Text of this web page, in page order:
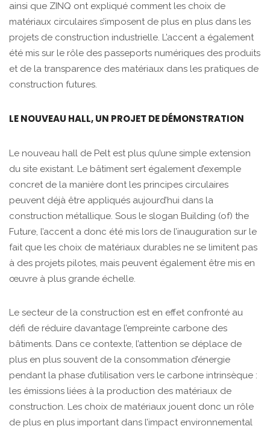
ainsi que ZINQ ont expliqué comment les choix de
matériaux circulaires s’imposent de plus en plus dans les
projets de construction industrielle. L’accent a également
été mis sur le rôle des passeports numériques des produits
et de la transparence des matériaux dans les pratiques de
construction futures.
LE NOUVEAU HALL, UN PROJET DE DÉMONSTRATION
Le nouveau hall de Pelt est plus qu’une simple extension
du site existant. Le bâtiment sert également d’exemple
concret de la manière dont les principes circulaires
peuvent déjà être appliqués aujourd’hui dans la
construction métallique. Sous le slogan Building (of) the
Future, l’accent a donc été mis lors de l’inauguration sur le
fait que les choix de matériaux durables ne se limitent pas
à des projets pilotes, mais peuvent également être mis en
œuvre à plus grande échelle.
Le secteur de la construction est en effet confronté au
défi de réduire davantage l’empreinte carbone des
bâtiments. Dans ce contexte, l’attention se déplace de
plus en plus souvent de la consommation d’énergie
pendant la phase d’utilisation vers le carbone intrinsèque :
les émissions liées à la production des matériaux de
construction. Les choix de matériaux jouent donc un rôle
de plus en plus important dans l’impact environnemental